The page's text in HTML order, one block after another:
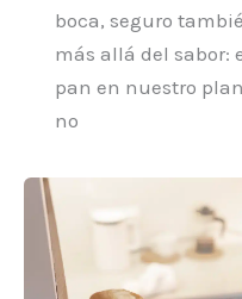
boca, seguro
más allá del sabor:
pan en nuestro
no